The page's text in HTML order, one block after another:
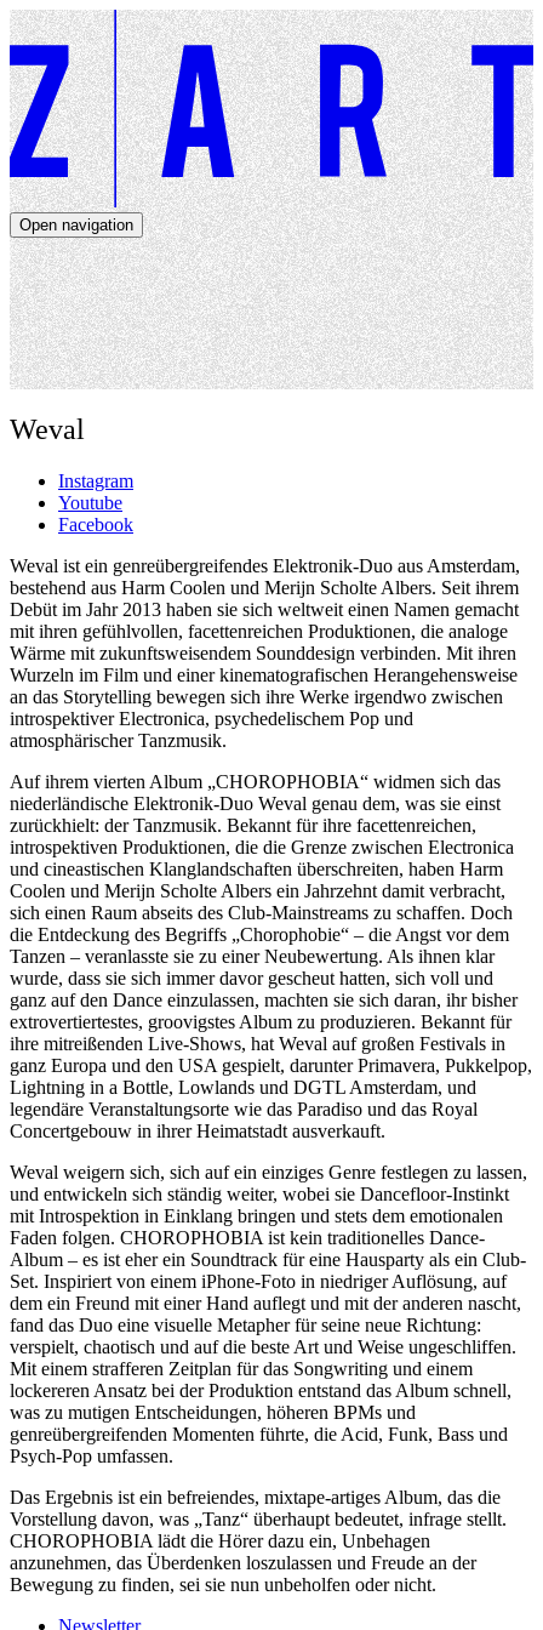
Open navigation
Artists
Dates
About
News
Close navigation
Weval
Instagram
Youtube
Facebook
Weval ist ein genreübergreifendes Elektronik-Duo aus Amsterdam,
bestehend aus Harm Coolen und Merijn Scholte Albers. Seit ihrem
Debüt im Jahr 2013 haben sie sich weltweit einen Namen gemacht
mit ihren gefühlvollen, facettenreichen Produktionen, die analoge
Wärme mit zukunftsweisendem Sounddesign verbinden. Mit ihren
Wurzeln im Film und einer kinematografischen Herangehensweise
an das Storytelling bewegen sich ihre Werke irgendwo zwischen
introspektiver Electronica, psychedelischem Pop und
atmosphärischer Tanzmusik.
Auf ihrem vierten Album „CHOROPHOBIA“ widmen sich das
niederländische Elektronik-Duo Weval genau dem, was sie einst
zurückhielt: der Tanzmusik. Bekannt für ihre facettenreichen,
introspektiven Produktionen, die die Grenze zwischen Electronica
und cineastischen Klanglandschaften überschreiten, haben Harm
Coolen und Merijn Scholte Albers ein Jahrzehnt damit verbracht,
sich einen Raum abseits des Club-Mainstreams zu schaffen. Doch
die Entdeckung des Begriffs „Chorophobie“ – die Angst vor dem
Tanzen – veranlasste sie zu einer Neubewertung. Als ihnen klar
wurde, dass sie sich immer davor gescheut hatten, sich voll und
ganz auf den Dance einzulassen, machten sie sich daran, ihr bisher
extrovertiertestes, groovigstes Album zu produzieren. Bekannt für
ihre mitreißenden Live-Shows, hat Weval auf großen Festivals in
ganz Europa und den USA gespielt, darunter Primavera, Pukkelpop,
Lightning in a Bottle, Lowlands und DGTL Amsterdam, und
legendäre Veranstaltungsorte wie das Paradiso und das Royal
Concertgebouw in ihrer Heimatstadt ausverkauft.
Weval weigern sich, sich auf ein einziges Genre festlegen zu lassen,
und entwickeln sich ständig weiter, wobei sie Dancefloor-Instinkt
mit Introspektion in Einklang bringen und stets dem emotionalen
Faden folgen. CHOROPHOBIA ist kein traditionelles Dance-
Album – es ist eher ein Soundtrack für eine Hausparty als ein Club-
Set. Inspiriert von einem iPhone-Foto in niedriger Auflösung, auf
dem ein Freund mit einer Hand auflegt und mit der anderen nascht,
fand das Duo eine visuelle Metapher für seine neue Richtung:
verspielt, chaotisch und auf die beste Art und Weise ungeschliffen.
Mit einem strafferen Zeitplan für das Songwriting und einem
lockereren Ansatz bei der Produktion entstand das Album schnell,
was zu mutigen Entscheidungen, höheren BPMs und
genreübergreifenden Momenten führte, die Acid, Funk, Bass und
Psych-Pop umfassen.
Das Ergebnis ist ein befreiendes, mixtape-artiges Album, das die
Vorstellung davon, was „Tanz“ überhaupt bedeutet, infrage stellt.
CHOROPHOBIA lädt die Hörer dazu ein, Unbehagen
anzunehmen, das Überdenken loszulassen und Freude an der
Bewegung zu finden, sei sie nun unbeholfen oder nicht.
Newsletter